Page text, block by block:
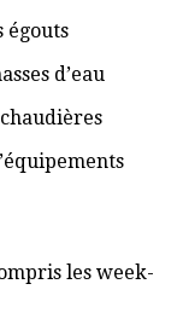
égouts
d’eau
les week-